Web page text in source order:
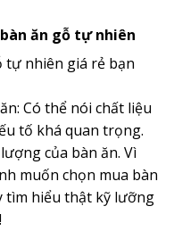
ăn gỗ tự nhiên
tự nhiên giá rẻ bạn
Có thể nói chất liệu
tố khá quan trọng.
của bàn ăn. Vì
muốn chọn mua bàn
tìm hiểu thật kỹ lưỡng